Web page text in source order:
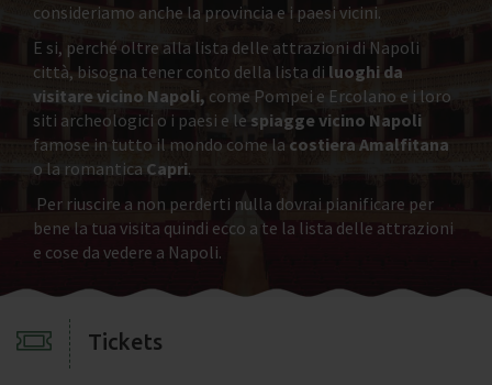
consideriamo anche la provincia e i paesi vicini.
E si, perché oltre alla lista delle attrazioni di Napoli
città, bisogna tener conto della lista di luoghi da
visitare vicino Napoli, come Pompei e Ercolano e i loro
siti archeologici o i paesi e le spiagge vicino Napoli
famose in tutto il mondo come la costiera Amalfitana
o la romantica Capri.
Per riuscire a non perderti nulla dovrai pianificare per
bene la tua visita quindi ecco a te la lista delle attrazioni
e cose da vedere a Napoli.
Tickets